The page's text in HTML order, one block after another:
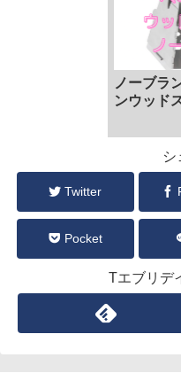
ノーブラ
ンウッド
シ
Twitter
Pocket
Tエブリデ